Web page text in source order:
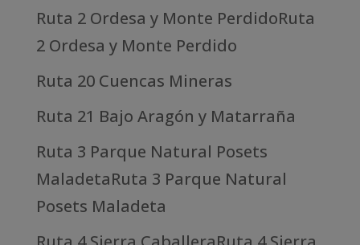
Ruta 2 Ordesa y Monte PerdidoRuta
2 Ordesa y Monte Perdido
Ruta 20 Cuencas Mineras
Ruta 21 Bajo Aragón y Matarraña
Ruta 3 Parque Natural Posets
MaladetaRuta 3 Parque Natural
Posets Maladeta